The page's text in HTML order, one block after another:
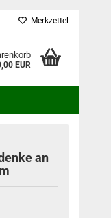
Merkzettel
EUR
an